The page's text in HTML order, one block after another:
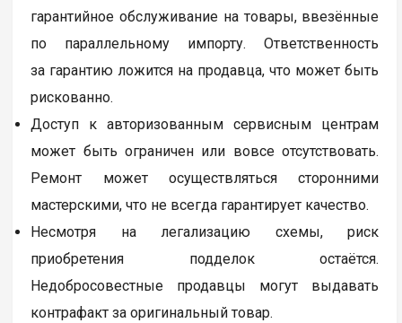
гарантийное обслуживание на товары, ввезённые
по параллельному импорту. Ответственность
за гарантию ложится на продавца, что может быть
рискованно.
Доступ к авторизованным сервисным центрам
может быть ограничен или вовсе отсутствовать.
Ремонт может осуществляться сторонними
мастерскими, что не всегда гарантирует качество.
Несмотря на легализацию схемы, риск
приобретения подделок остаётся.
Недобросовестные продавцы могут выдавать
контрафакт за оригинальный товар.